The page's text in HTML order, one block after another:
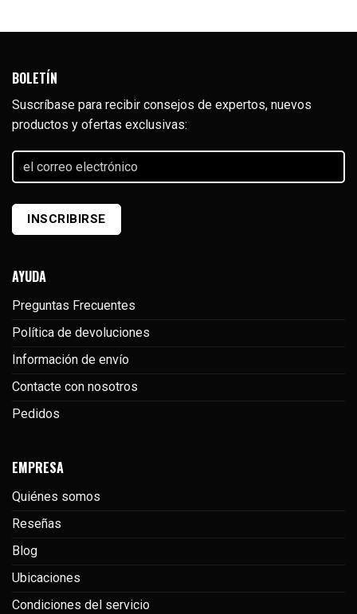
BOLETÍN
Suscríbase para recibir consejos de expertos, nuevos
productos y ofertas exclusivas:
correo
AYUDA
Preguntas Frecuentes
Política de devoluciones
Información de envío
Contacte con nosotros
Pedidos
EMPRESA
Quiénes somos
Reseñas
Blog
Ubicaciones
Condiciones del servicio